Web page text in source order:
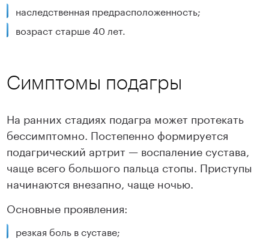
наследственная предрасположенность;
возраст старше 40 лет.
Симптомы подагры
На ранних стадиях подагра может протекать
бессимптомно. Постепенно формируется
подагрический артрит — воспаление сустава,
чаще всего большого пальца стопы. Приступы
начинаются внезапно, чаще ночью.
Основные проявления:
резкая боль в суставе;